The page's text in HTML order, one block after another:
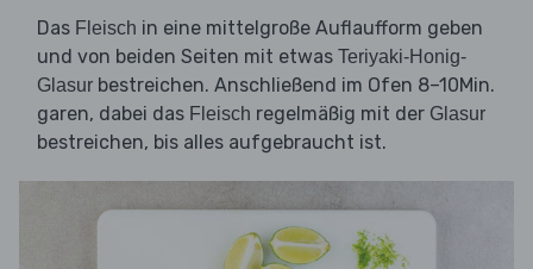
Das Fleisch in eine mittelgroße Auflaufform geben
und von beiden Seiten mit etwas Teriyaki-Honig-
Glasur bestreichen. Anschließend im Ofen 8–10Min.
garen, dabei das Fleisch regelmäßig mit der Glasur
bestreichen, bis alles aufgebraucht ist.